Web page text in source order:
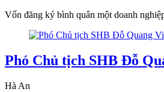
Vốn đăng ký bình quân một doanh
Phó Chủ tịch SHB Đỗ
Hà An